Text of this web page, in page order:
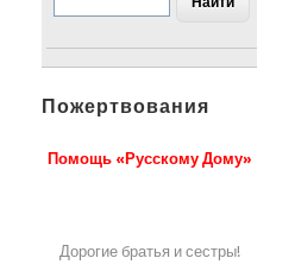
Пожертвования
Помощь «Русскому Дому»
Дорогие братья и сестры!